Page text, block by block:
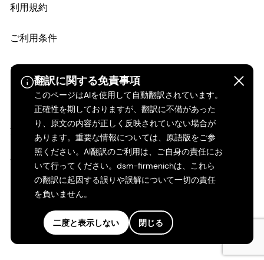
翻訳に関する免責事項
このページはAIを使用して自動翻訳されています。
正確性を期しておりますが、翻訳に不備があった
り、原文の内容が正しく反映されていない場合が
あります。重要な情報については、原語版をご参
照ください。AI翻訳のご利用は、ご自身の責任にお
いて行ってください。dsm-firmenichは、これら
の翻訳に起因する誤りや誤解について一切の責任
を負いません。
二度と表示しない 閉じる
利用規約
ご利用条件
カリフォルニアの透明性
アクセシビリティ・ステートメント
法的情報
サイトマップ